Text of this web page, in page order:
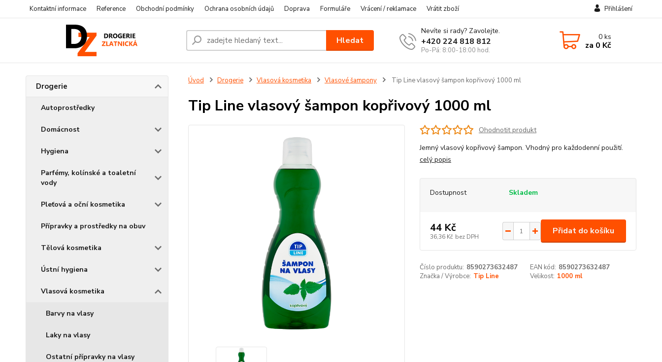
Kontaktní informace Reference Obchodní podmínky Ochrana osobních údajů Doprava Formuláře Vrácení / reklamace Vrátit zboží Přihlášení
Hledat
Nevíte si rady? Zavolejte.
+420 224 818 812
Po-Pá: 8:00-18:00 hod.
0ks
za 0 Kč
Drogerie
Autoprostředky
Domácnost
Hygiena
Parfémy, kolínské a toaletní
vody
Pleťová a oční kosmetika
Přípravky a prostředky na obuv
Tělová kosmetika
Ústní hygiena
Vlasová kosmetika
Barvy na vlasy
Laky na vlasy
Ostatní přípravky na vlasy
Úvod Drogerie Vlasová kosmetika Vlasové šampony Tip Line vlasový šampon kopřivový 1000 ml
Tip Line vlasový šampon kopřivový 1000 ml
Ohodnotit produkt
Jemný vlasový kopřivový šampon. Vhodný pro každodenní použití.
celý popis
Dostupnost Skladem
44 Kč
36,36 Kč bez DPH
Přidat do košíku
Číslo produktu: 8590273632487 EAN kód: 8590273632487
Značka / Výrobce: Tip Line Velikost: 1000 ml